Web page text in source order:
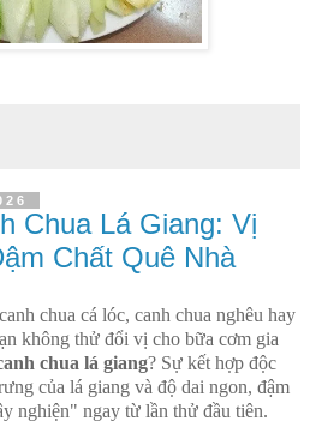
Chua Lá Giang: Vị
Chất Quê Nhà
chua cá lóc, canh chua nghêu hay
không thử đổi vị cho bữa cơm gia
chua lá giang? Sự kết hợp độc
của lá giang và độ dai ngon, đậm
nghiện" ngay từ lần thử đầu tiên.